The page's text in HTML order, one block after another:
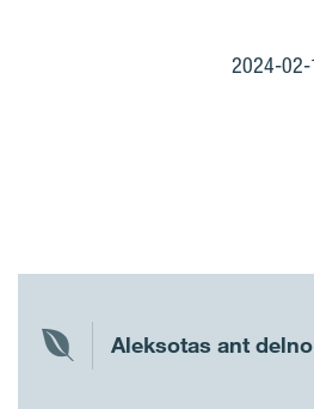
2024-02-
Aleksotas ant delno